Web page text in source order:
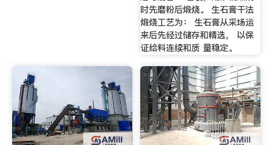
时先磨粉后煅烧。 生石膏干法
煅烧工艺为： 生石膏从采场运
来后先经过储存和精选， 以保
证给料连续和质 量稳定。